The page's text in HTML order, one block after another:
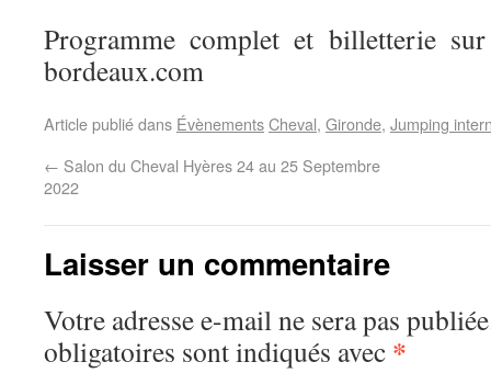
Programme complet et billetterie
bordeaux.com
Article publié dans ÉvènementsCheval, Gironde, Jumping
← Salon du Cheval Hyères 24 au 25 Septembre
2022
Laisser un commentaire
Votre adresse e-mail ne sera pas
obligatoires sont indiqués avec *